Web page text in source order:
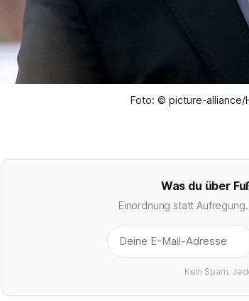
Foto: © picture-alliance/
Was du über
Einordnung statt
Kein Spam.